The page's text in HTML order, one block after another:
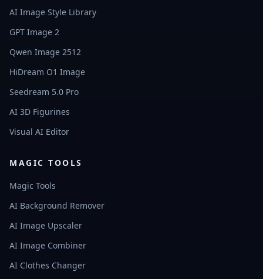
AI Image Style Library
GPT Image 2
Qwen Image 2512
HiDream O1 Image
Seedream 5.0 Pro
AI 3D Figurines
Visual AI Editor
MAGIC TOOLS
Magic Tools
AI Background Remover
AI Image Upscaler
AI Image Combiner
AI Clothes Changer